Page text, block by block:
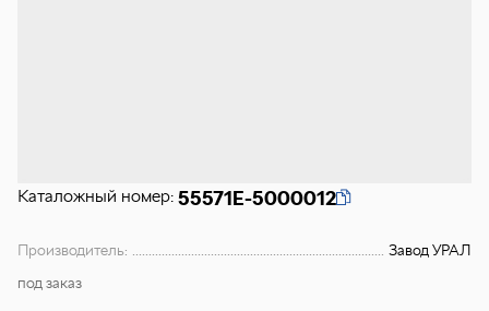
Каталожный номер: 55571Е-5000012
Производитель:
Завод УРАЛ
под заказ